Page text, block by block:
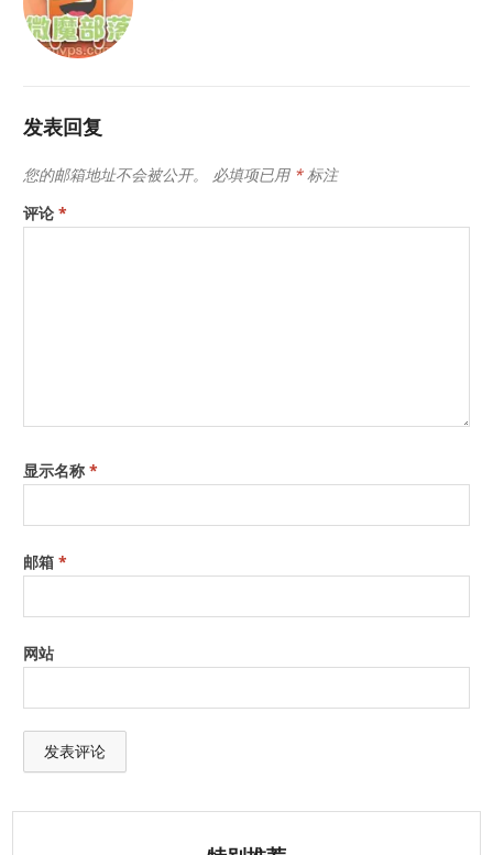
发表回复
您的邮箱地址不会被公开。 必填项已用 *标注
评论*
显示名称*
邮箱*
网站